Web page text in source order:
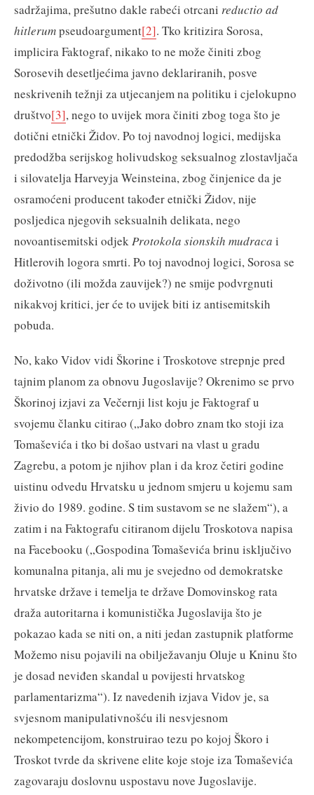
sadržajima, prešutno dakle rabeći otrcani reductio ad
hitlerumpseudoargument[2]. Tko kritizira Sorosa,
implicira Faktograf, nikako to ne može činiti zbog
Sorosevih desetljećima javno deklariranih, posve
neskrivenih težnji za utjecanjem na politiku i cjelokupno
društvo[3], nego to uvijek mora činiti zbog toga što je
dotični etnički Židov. Po toj navodnoj logici, medijska
predodžba serijskog holivudskog seksualnog zlostavljača
i silovatelja Harveyja Weinsteina, zbog činjenice da je
osramoćeni producent također etnički Židov, nije
posljedica njegovih seksualnih delikata, nego
novoantisemitski odjekProtokola sionskih mudraca i
Hitlerovih logora smrti. Po toj navodnoj logici, Sorosa se
doživotno (ili možda zauvijek?) ne smije podvrgnuti
nikakvoj kritici, jer će to uvijek biti iz antisemitskih
pobuda.
No, kako Vidov vidi Škorine i Troskotove strepnje pred
tajnim planom za obnovu Jugoslavije? Okrenimo se prvo
Škorinoj izjavi za Večernji list koju je Faktograf u
svojemu članku citirao („Jako dobro znam tko stoji iza
Tomaševića i tko bi došao ustvari na vlast u gradu
Zagrebu, a potom je njihov plan i da kroz četiri godine
uistinu odvedu Hrvatsku u jednom smjeru u kojemu sam
živio do 1989. godine. S tim sustavom se ne slažem“), a
zatim i na Faktografu citiranom dijelu Troskotova napisa
na Facebooku („Gospodina Tomaševića brinu isključivo
komunalna pitanja, ali mu je svejedno od demokratske
hrvatske države i temelja te države Domovinskog rata
draža autoritarna i komunistička Jugoslavija što je
pokazao kada se niti on, a niti jedan zastupnik platforme
Možemo nisu pojavili na obilježavanju Oluje u Kninu što
je dosad neviđen skandal u povijesti hrvatskog
parlamentarizma“). Iz navedenih izjava Vidov je, sa
svjesnom manipulativnošću ili nesvjesnom
nekompetencijom, konstruirao tezu po kojoj Škoro i
Troskot tvrde da skrivene elite koje stoje iza Tomaševića
zagovaraju doslovnu uspostavu nove Jugoslavije.